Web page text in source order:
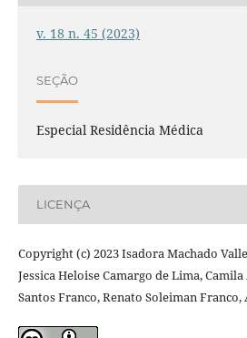
v. 18 n. 45 (2023)
SEÇÃO
Especial Residência Médica
LICENÇA
Copyright (c) 2023 Isadora Machado
Jessica Heloise Camargo de Lima,
Santos Franco, Renato Soleiman